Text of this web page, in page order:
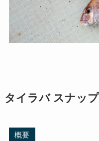
タイラバ スナッ
概要